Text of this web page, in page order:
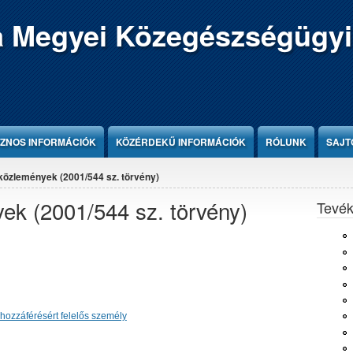
Megyei
INFORMÁCIÓK KÖZÉRDEKŰ INFORMÁCIÓK RÓLUNK
(2001/544 sz. törvény)
(2001/544 sz. törvény)
felelős személy